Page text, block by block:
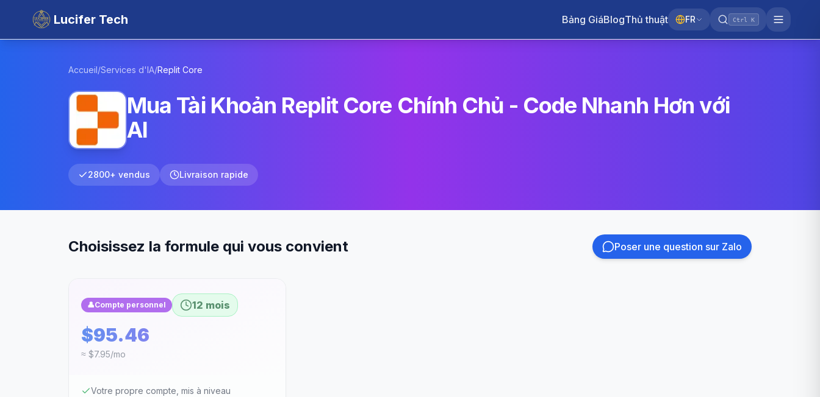
Lucifer Tech Bảng GiáBlogThủ thuật FR Ctrl K
Accueil/Services d'IA/Replit Core
Mua Tài Khoản Replit Core Chính Chủ - Code Nhanh Hơn với
AI
2800+ vendus Livraison rapide
Choisissez la formule qui vous convient Poser une question sur Zalo
👤Compte personnel 12 mois
$95.46
≈ $7.95/mo
Votre propre compte, mis à niveau